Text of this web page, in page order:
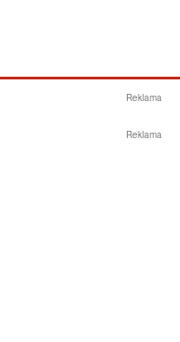
Reklama
Reklama